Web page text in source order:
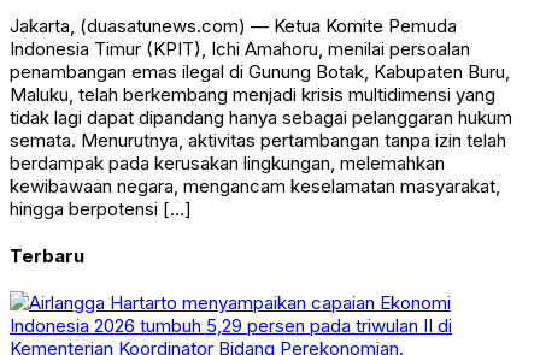
Jakarta, (duasatunews.com) — Ketua Komite Pemuda
Indonesia Timur (KPIT), Ichi Amahoru, menilai persoalan
penambangan emas ilegal di Gunung Botak, Kabupaten Buru,
Maluku, telah berkembang menjadi krisis multidimensi yang
tidak lagi dapat dipandang hanya sebagai pelanggaran hukum
semata. Menurutnya, aktivitas pertambangan tanpa izin telah
berdampak pada kerusakan lingkungan, melemahkan
kewibawaan negara, mengancam keselamatan masyarakat,
hingga berpotensi […]
Terbaru